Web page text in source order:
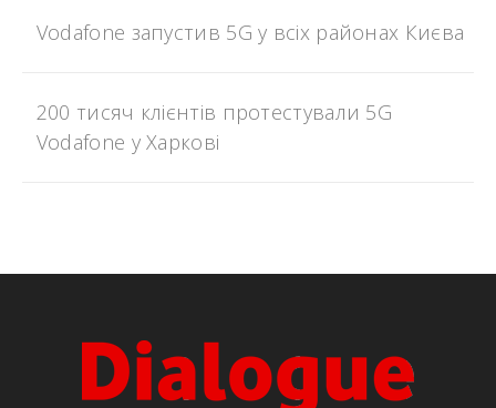
Vodafone запустив 5G у всіх районах Києва
200 тисяч клієнтів протестували 5G
Vodafone у Харкові